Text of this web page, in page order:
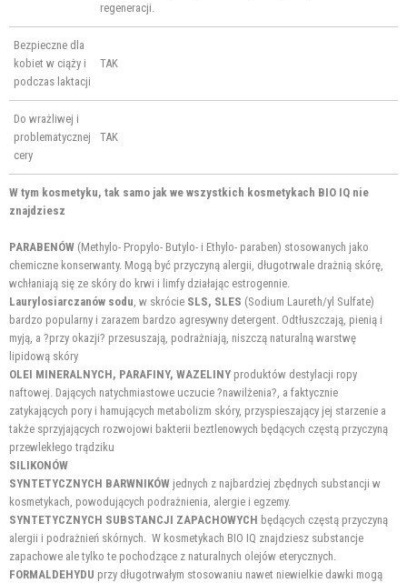
regeneracji.
Bezpieczne dla
kobiet w ciąży i
podczas laktacji
TAK
Do wrażliwej i
problematycznej
cery
TAK
W tym kosmetyku, tak samo jak we wszystkich kosmetykach BIO IQ nie
znajdziesz
PARABENÓW (Methylo- Propylo- Butylo- i Ethylo- paraben) stosowanych jako
chemiczne konserwanty. Mogą być przyczyną alergii, długotrwale drażnią skórę,
wchłaniają się ze skóry do krwi i limfy działając estrogennie.
Laurylosiarczanów sodu, w skrócie SLS, SLES (Sodium Laureth/yl Sulfate)
bardzo popularny i zarazem bardzo agresywny detergent. Odtłuszczają, pienią i
myją, a ?przy okazji? przesuszają, podrażniają, niszczą naturalną warstwę
lipidową skóry
OLEI MINERALNYCH, PARAFINY, WAZELINY produktów destylacji ropy
naftowej. Dających natychmiastowe uczucie ?nawilżenia?, a faktycznie
zatykających pory i hamujących metabolizm skóry, przyspieszający jej starzenie a
także sprzyjających rozwojowi bakterii beztlenowych będących częstą przyczyną
przewlekłego trądziku
SILIKONÓW
SYNTETYCZNYCH BARWNIKÓW jednych z najbardziej zbędnych substancji w
kosmetykach, powodujących podrażnienia, alergie i egzemy.
SYNTETYCZNYCH SUBSTANCJI ZAPACHOWYCH będących częstą przyczyną
alergii i podrażnień skórnych. W kosmetykach BIO IQ znajdziesz substancje
zapachowe ale tylko te pochodzące z naturalnych olejów eterycznych.
FORMALDEHYDU przy długotrwałym stosowaniu nawet niewielkie dawki mogą